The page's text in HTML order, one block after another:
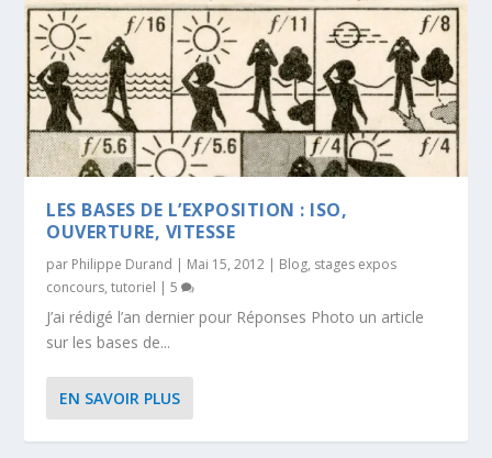
LES BASES DE L’EXPOSITION : ISO,
OUVERTURE, VITESSE
par Philippe Durand | Mai 15, 2012 | Blog, stages expos
concours,tutoriel |5
J’ai rédigé l’an dernier pour Réponses Photo un article
sur les bases de...
EN SAVOIR PLUS